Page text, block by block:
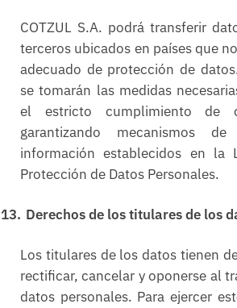
COTZUL S.A. podrá transferir
terceros ubicados en países que
adecuado de protección de
se tomarán las medidas
el estricto cumplimiento de
garantizando mecanismos
información establecidos en la
Protección de Datos Personales.
13. Derechos de los titulares de los
Los titulares de los datos tienen
rectificar, cancelar y oponerse al
datos personales. Para ejercer